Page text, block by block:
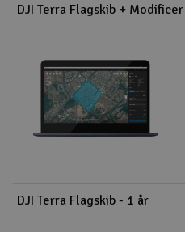
DJI Terra Flagskib +
DJI Terra Flagskib - 1 år